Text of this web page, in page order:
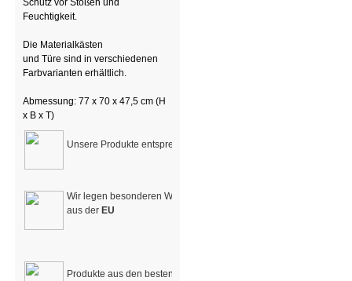
Feuchtigkeit.
Die Materialkästen
und Türe sind in verschiedenen
Farbvarianten erhältlich.
Abmessung: 77 x 70 x 47,5 cm (H
x B x T)
Unsere Produkte entsprechen den
Wir legen besonderen Wert auf den Bezug und die Verarbeitung
aus der EU
Produkte aus den besten Materialien der